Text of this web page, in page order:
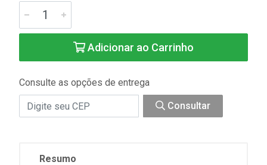
Adicionar ao Carrinho
Consulte as opções de entrega
Consultar
Resumo